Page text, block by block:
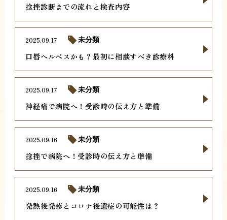
捻挫診断までの流れと検査内容
口唇ヘルペスかも？最初に相談すべき診療科
2025.09.17 未分類
神経痛で病院へ！受診時の伝え方と準備
2025.09.17 未分類
捻挫で病院へ！受診時の伝え方と準備
2025.09.16 未分類
発熱後発疹とコロナ後遺症の可能性は？
2025.09.16 未分類